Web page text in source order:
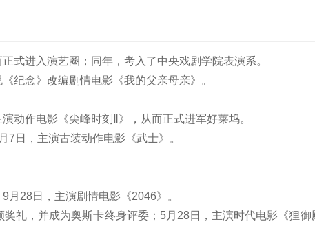
式进入演艺圈；同年，考入了中央戏剧学院表演系。
纪念》改编剧情电影《我的父亲母亲》。
动作电影《尖峰时刻Ⅱ》，从而正式进军好莱坞。
7日，主演古装动作电影《武士》。
月28日，主演剧情电影《2046》。
奖礼，并成为奥斯卡终身评委；5月28日，主演时代电影《狸